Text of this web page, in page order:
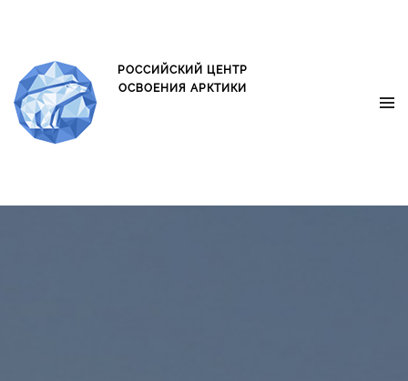
РОССИЙСКИЙ ЦЕНТР
ОСВОЕНИЯ АРКТИКИ